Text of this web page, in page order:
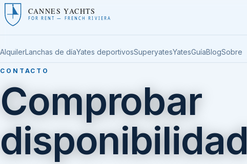
CANNES YACHTS
FOR RENT — FRENCH RIVIERA
AlquilerLanchas de díaYates deportivosSuperyatesYatesGuíaBlogSobre
CONTACTO
Comprobar
disponibilidad